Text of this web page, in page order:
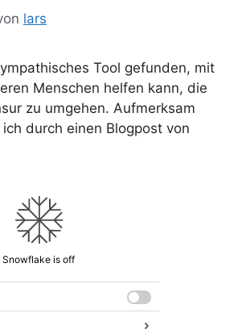
lars
Tool gefunden, mit
Menschen helfen kann, die
zu umgehen. Aufmerksam
durch einen Blogpost von